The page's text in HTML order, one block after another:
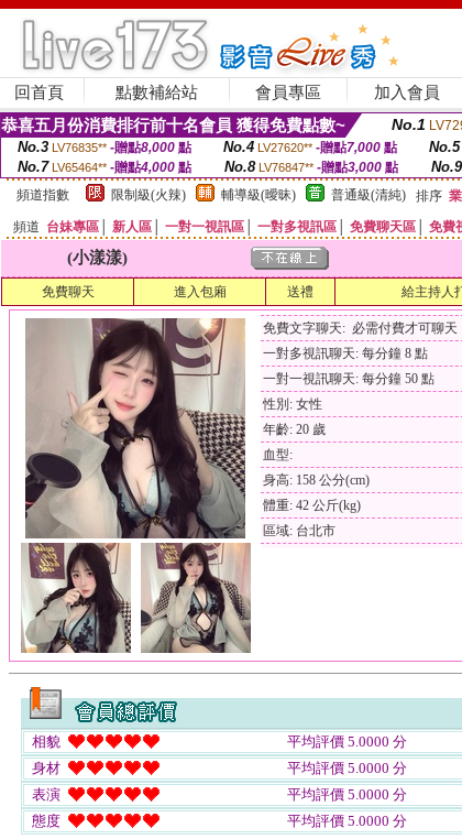
回首頁 點數補給站 會員專區 加入會員
恭喜五月份消費排行前十名會員 獲得免費點數~ No.1
No.3 LV76835** -贈點8,000點 No.4 LV27620** -贈點7,000點 No.5
No.7 LV65464** -贈點4,000 點 No.8 LV76847** -贈點3,000 點 No.9
頻道指數
限制級(火辣) 輔導級(曖昧) 普通級(清純) 排序
頻道 台妹專區 新人區 一對一視訊區 一對多視訊區 免費聊天區 免費
(小漾漾)
免費聊天 進入包廂 送禮 給主持人
免費文字聊天: 必需付費才可聊天
一對多視訊聊天: 每分鐘 8 點
一對一視訊聊天: 每分鐘 50 點
性別: 女性
年齡: 20 歲
血型:
身高: 158 公分(cm)
體重: 42 公斤(kg)
區域: 台北市
相貌
平均評價 5.0000 分
身材
平均評價 5.0000 分
表演
平均評價 5.0000 分
態度
平均評價 5.0000 分